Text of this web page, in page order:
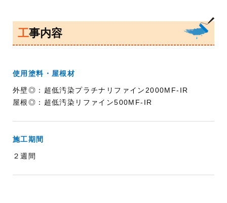
工事内容
使用塗料・屋根材
外壁◎：超低汚染プラチナリファイン2000MF-IR
屋根◎：超低汚染リファイン500MF-IR
施工期間
２週間